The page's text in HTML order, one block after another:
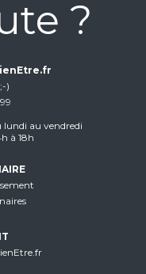
?
)
lundi au vendredi
à 18h